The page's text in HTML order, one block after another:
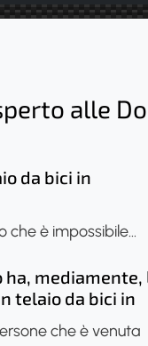
alle
da bici in
che è impossibile…
ha, mediamente,
telaio da bici in
che è venuta